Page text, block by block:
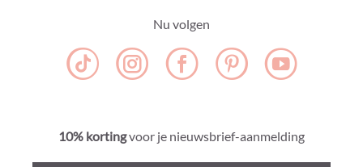
Nu volgen
10% kortingvoor je nieuwsbrief-aanmelding